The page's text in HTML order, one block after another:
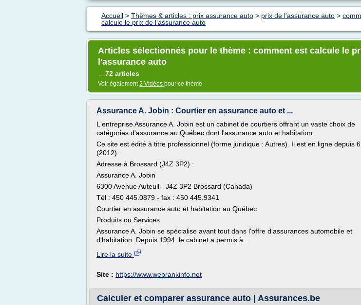
Accueil > Thèmes & articles : prix assurance auto > prix de l'assurance auto >
calcule le prix de l'assurance auto
Articles sélectionnés pour le thème : comment est calcule le
l'assurance auto
→ 72 articles
Voir également2 Vidéos pour ce thème
Assurance A. Jobin : Courtier en assurance auto et ...
L'entreprise Assurance A. Jobin est un cabinet de courtiers offrant un vaste choix de
catégories d'assurance au Québec dont l'assurance auto et habitation.
Ce site est édité à titre professionnel (forme juridique : Autres). Il est en ligne depuis
(2012).
Adresse à Brossard (J4Z 3P2) :
Assurance A. Jobin
6300 Avenue Auteuil - J4Z 3P2 Brossard (Canada)
Tél : 450 445.0879 - fax : 450 445.9341
Courtier en assurance auto et habitation au Québec
Produits ou Services
Assurance A. Jobin se spécialise avant tout dans l'offre d'assurances automobile et
d'habitation. Depuis 1994, le cabinet a permis à...
Lire la suite
Site : https://www.webrankinfo.net
Calculer et comparer assurance auto | Assurances.be